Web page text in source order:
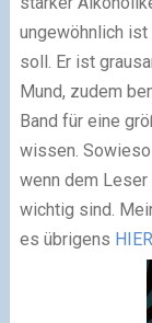
ungewöhnlich
soll. Er ist
Mund, zudem
Band für eine
wissen.
wenn dem
wichtig sind.
es übrigens HIER